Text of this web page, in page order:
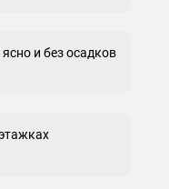
и без осадков